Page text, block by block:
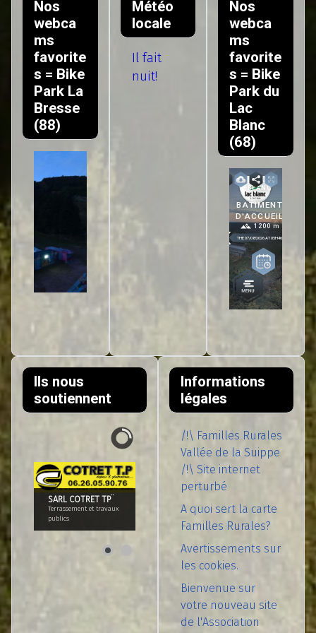
Nos
webca
ms
favorite
s = Bike
Park La
Bresse
(88)
Météo
locale
Il fait
nuit!
Nos
webca
ms
favorite
s = Bike
Park du
Lac
Blanc
(68)
Ils nous
soutiennent
SARL COTRET TP¨
Terrassement et travaux
publics
Informations
légales
/!\ Familles Rurales
Vallée de la Suippe
/!\ Site internet
perturbé
A quoi sert la carte
Familles Rurales?
Avertissements sur
les cookies.
Bienvenue sur
votre nouveau site
de l'Association